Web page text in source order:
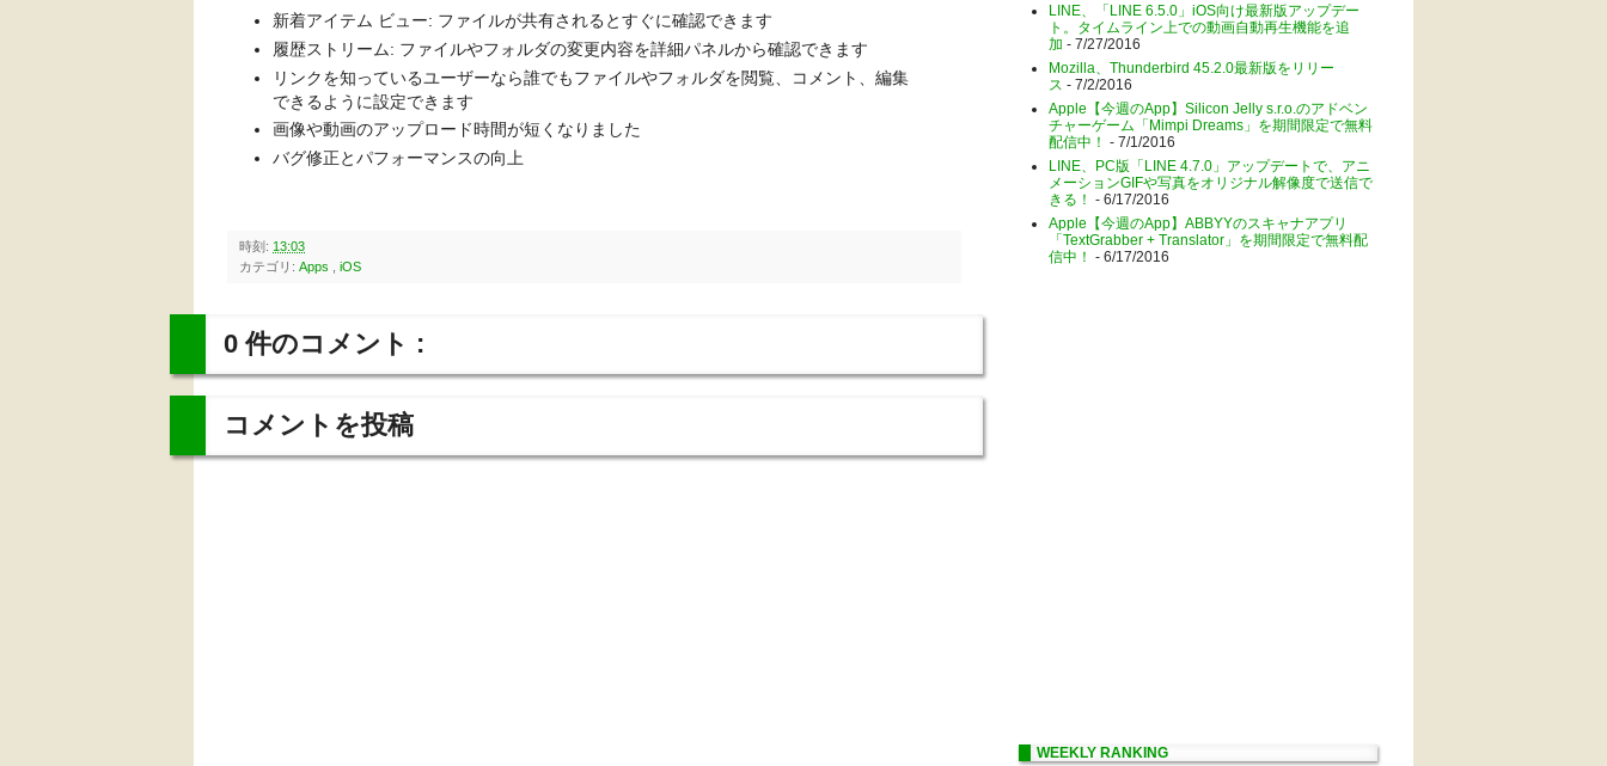
新着アイテム ビュー: ファイルが共有されるとすぐに確認できます
履歴ストリーム: ファイルやフォルダの変更内容を詳細パネルから確認できます
リンクを知っているユーザーなら誰でもファイルやフォルダを閲覧、コメント、編集
できるように設定できます
画像や動画のアップロード時間が短くなりました
バグ修正とパフォーマンスの向上
時刻: 13:03
カテゴリ: Apps iOS
0 件のコメント :
コメントを投稿
LINE、「LINE 6.5.0」iOS向け最新版アップデー
ト。タイムライン上での動画自動再生機能を追
加 - 7/27/2016
Mozilla、Thunderbird 45.2.0最新版をリリー
ス - 7/2/2016
Apple【今週のApp】Silicon Jelly s.r.o.のアドベン
チャーゲーム「Mimpi Dreams」を期間限定で無料
配信中！ - 7/1/2016
LINE、PC版「LINE 4.7.0」アップデートで、アニ
メーションGIFや写真をオリジナル解像度で送信で
きる！ - 6/17/2016
Apple【今週のApp】ABBYYのスキャナアプリ
「TextGrabber + Translator」を期間限定で無料配
信中！ - 6/17/2016
WEEKLY RANKING